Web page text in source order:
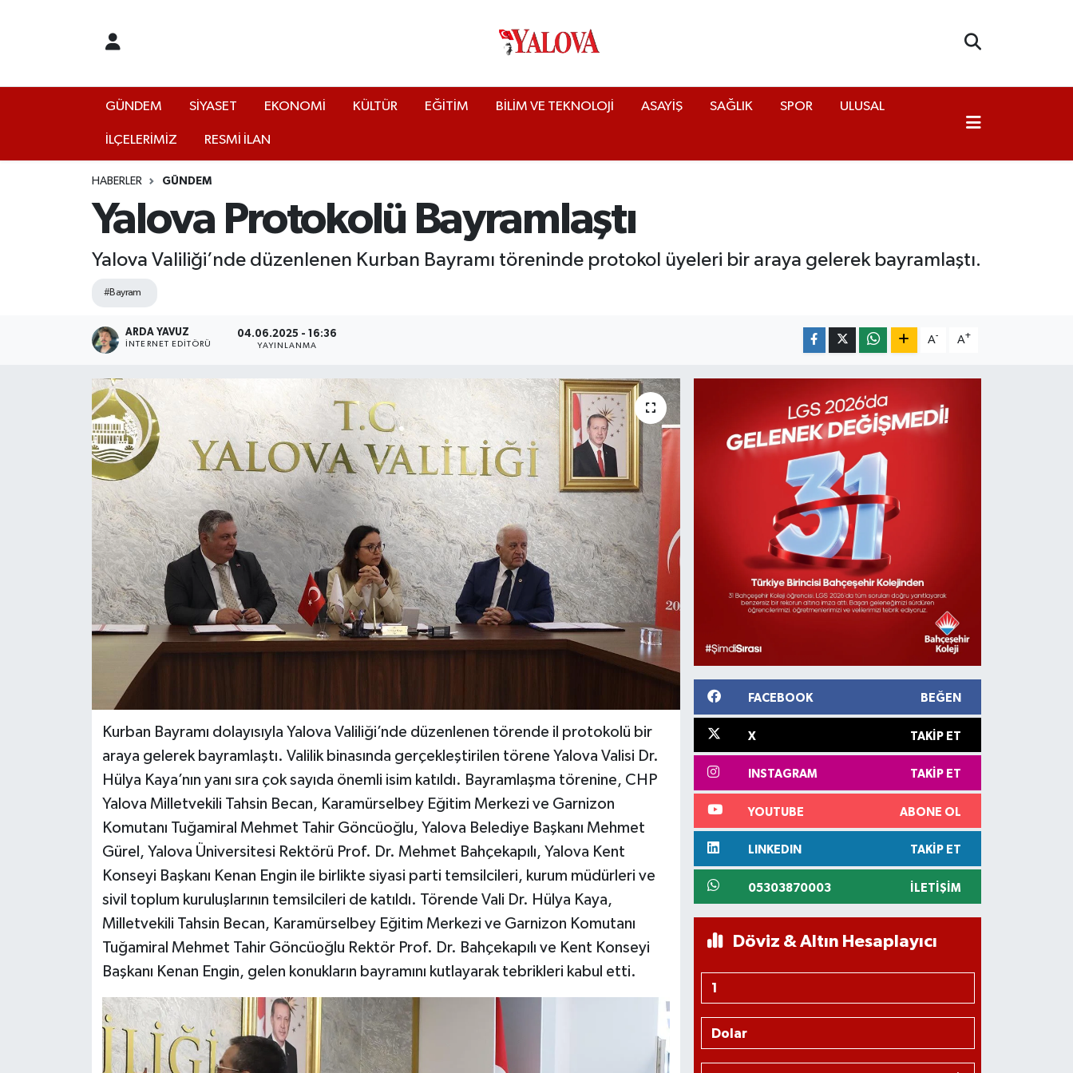
GÜNDEM SİYASET EKONOMİ KÜLTÜR EĞİTİM BİLİM VE TEKNOLOJİ ASAYİŞ SAĞLIK SPOR ULUSAL
İLÇELERİMİZ RESMİ İLAN
HABERLER GÜNDEM
Yalova Protokolü Bayramlaştı
Yalova Valiliği’nde düzenlenen Kurban Bayramı töreninde protokol üyeleri bir araya gelerek bayramlaştı.
#Bayram
ARDA YAVUZ
İNTERNET EDITÖRÜ
04.06.2025 - 16:36
YAYINLANMA
A- A+
Kurban Bayramı dolayısıyla Yalova Valiliği’nde düzenlenen törende il protokolü bir
araya gelerek bayramlaştı. Valilik binasında gerçekleştirilen törene Yalova Valisi Dr.
Hülya Kaya’nın yanı sıra çok sayıda önemli isim katıldı. Bayramlaşma törenine, CHP
Yalova Milletvekili Tahsin Becan, Karamürselbey Eğitim Merkezi ve Garnizon
Komutanı Tuğamiral Mehmet Tahir Göncüoğlu, Yalova Belediye Başkanı Mehmet
Gürel, Yalova Üniversitesi Rektörü Prof. Dr. Mehmet Bahçekapılı, Yalova Kent
Konseyi Başkanı Kenan Engin ile birlikte siyasi parti temsilcileri, kurum müdürleri ve
sivil toplum kuruluşlarının temsilcileri de katıldı. Törende Vali Dr. Hülya Kaya,
Milletvekili Tahsin Becan, Karamürselbey Eğitim Merkezi ve Garnizon Komutanı
Tuğamiral Mehmet Tahir Göncüoğlu Rektör Prof. Dr. Bahçekapılı ve Kent Konseyi
Başkanı Kenan Engin, gelen konukların bayramını kutlayarak tebrikleri kabul etti.
FACEBOOK BEĞEN
X TAKIP ET
INSTAGRAM TAKIP ET
YOUTUBE ABONE OL
LINKEDIN TAKIP ET
05303870003 İLETIŞIM
Döviz & Altın Hesaplayıcı
EKONOMİ
KÜLTÜR
BİLİM VE TEKNOLOJİ
SAĞLIK
ULUSAL
İLÇELERİMİZ
RESMİ İLAN
Yalova Hava Durumu
Yalova Namaz Vakitleri
Yalova Trafik Yoğunluk Haritası
Puan Durumu ve Fikstür
Tüm Manşetler
Haber Arşivi